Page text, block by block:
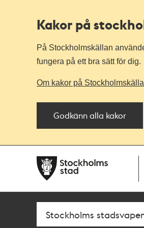
Kakor på
På Stockholmskällan
fungera på ett bra sätt för dig.
Om kakor på
Godkänn alla kakor
navigationen
huvudinnehållet
Sök